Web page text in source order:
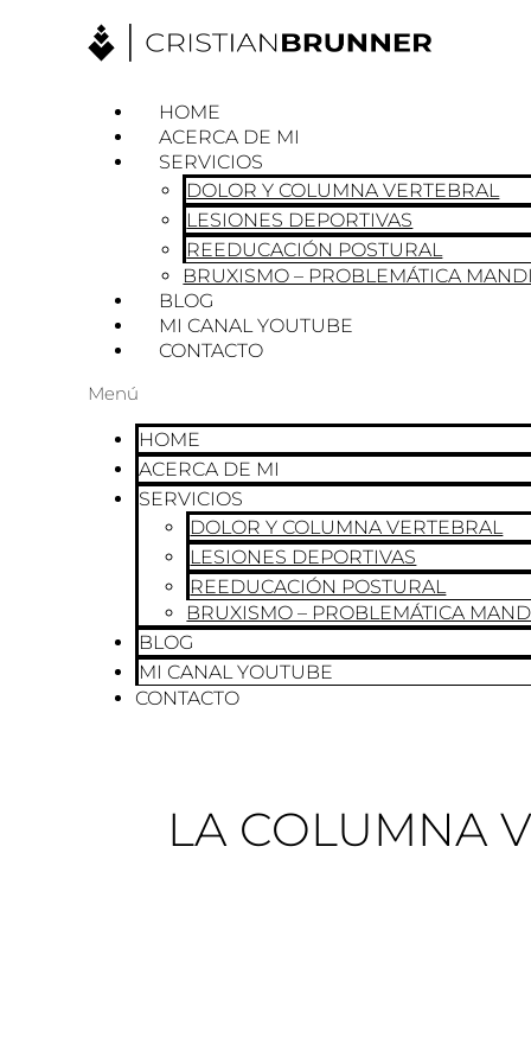
HOME
ACERCA DE MI
SERVICIOS
DOLOR Y COLUMNA VERTEBRAL
LESIONES DEPORTIVAS
REEDUCACIÓN POSTURAL
BRUXISMO – PROBLEMÁTICA
BLOG
MI CANAL YOUTUBE
CONTACTO
Menú
HOME
ACERCA DE MI
SERVICIOS
DOLOR Y COLUMNA VERTEBRAL
LESIONES DEPORTIVAS
REEDUCACIÓN POSTURAL
BRUXISMO – PROBLEMÁTICA
BLOG
MI CANAL YOUTUBE
CONTACTO
LA COLUMNA